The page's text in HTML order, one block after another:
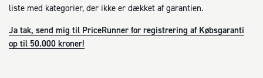
liste med kategorier, der ikke er dækket af garantien.
Ja tak, send mig til PriceRunner for registrering af Købsgaranti
op til 50.000 kroner!